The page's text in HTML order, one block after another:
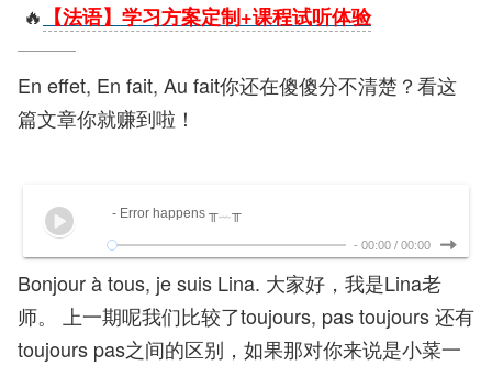
🔥 【法语】学习方案定制+课程试听体验
En effet, En fait, Au fait你还在傻傻分不清楚？看这
篇文章你就赚到啦！
- Error happens ╥﹏╥
- 00:00 / 00:00
Bonjour à tous, je suis Lina. 大家好，我是Lina老
师。 上一期呢我们比较了toujours, pas toujours 还有
toujours pas之间的区别，如果那对你来说是小菜一